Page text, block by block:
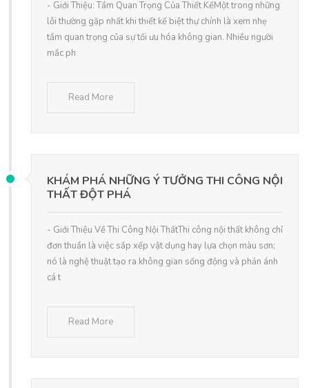
- Giới Thiệu: Tầm Quan Trọng Của Thiết KếMột trong những
lỗi thường gặp nhất khi thiết kế biệt thự chính là xem nhẹ
tầm quan trọng của sự tối ưu hóa không gian. Nhiều người
mắc ph
Read More
KHÁM PHÁ NHỮNG Ý TƯỞNG THI CÔNG NỘI
THẤT ĐỘT PHÁ
- Giới Thiệu Về Thi Công Nội ThấtThi công nội thất không chỉ
đơn thuần là việc sắp xếp vật dụng hay lựa chọn màu sơn;
nó là nghệ thuật tạo ra không gian sống động và phản ánh
cá t
Read More